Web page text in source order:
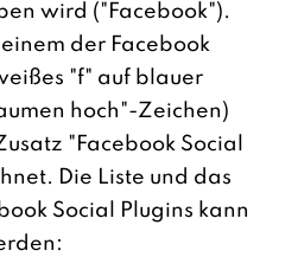
wird ("Facebook").
der Facebook
"f" auf blauer
hoch"-Zeichen)
"Facebook Social
Die Liste und das
Social Plugins kann